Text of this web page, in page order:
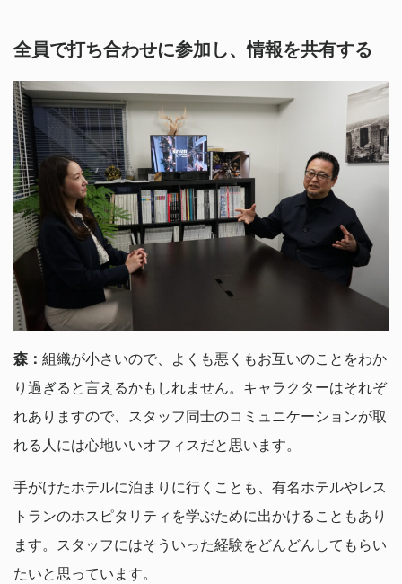
全員で打ち合わせに参加し、情報を共有する
森： 組織が小さいので、よくも悪くもお互いのことをわか
り過ぎると言えるかもしれません。キャラクターはそれぞ
れありますので、スタッフ同士のコミュニケーションが取
れる人には心地いいオフィスだと思います。
手がけたホテルに泊まりに行くことも、有名ホテルやレス
トランのホスピタリティを学ぶために出かけることもあり
ます。スタッフにはそういった経験をどんどんしてもらい
たいと思っています。